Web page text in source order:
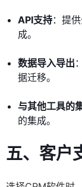
API支持：提
成。
数据导入导出
据迁移。
与其他工具的
的集成。
五、客户